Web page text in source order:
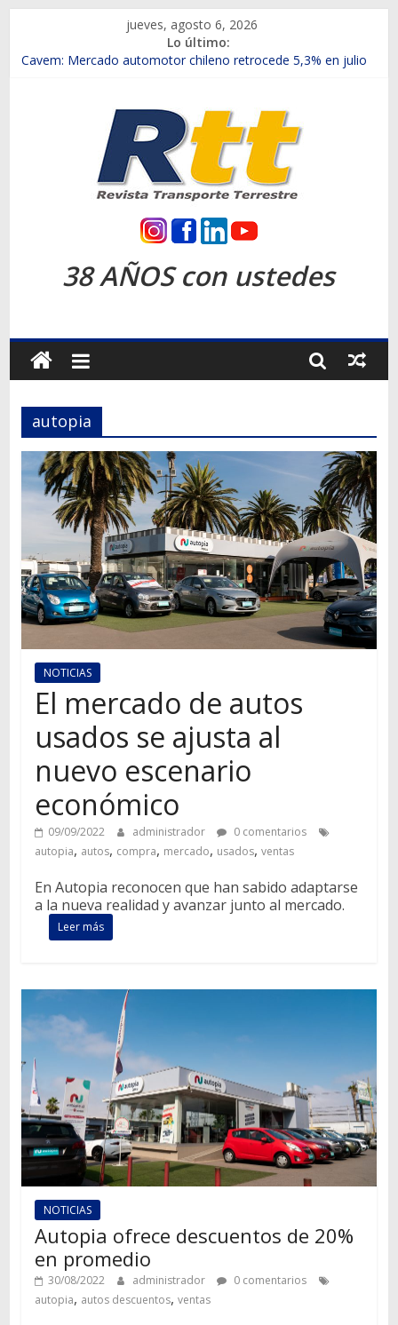
contenido
jueves, agosto 6, 2026
Lo último:
Chile es el primer mercado internacional en lanzar la nueva
Salfa suma vehículos electrificados de Chevrolet en el Biobío
Samex amplía su red con nuevas sucursales en Rancagua y
SINOTRUK Pick-ups presentó la recién estrenada Bolden en
la Expo Compras Públicas 2026
Revista
Transporte
Terrestre
Autos,
camiones,
motos,
información
del
mundo
transporte
38 AÑOS con ustedes
autopia
NOTICIAS
El mercado de autos
usados se ajusta al
nuevo escenario
económico
09/09/2022 administrador
0 comentarios
autopia, autos, compra, mercado, usados, ventas
En Autopia reconocen que han sabido adaptarse
a la nueva realidad y avanzar junto al mercado.
Leer más
NOTICIAS
Autopia ofrece descuentos de 20%
en promedio
30/08/2022 administrador
0 comentarios
autopia, autos descuentos, ventas